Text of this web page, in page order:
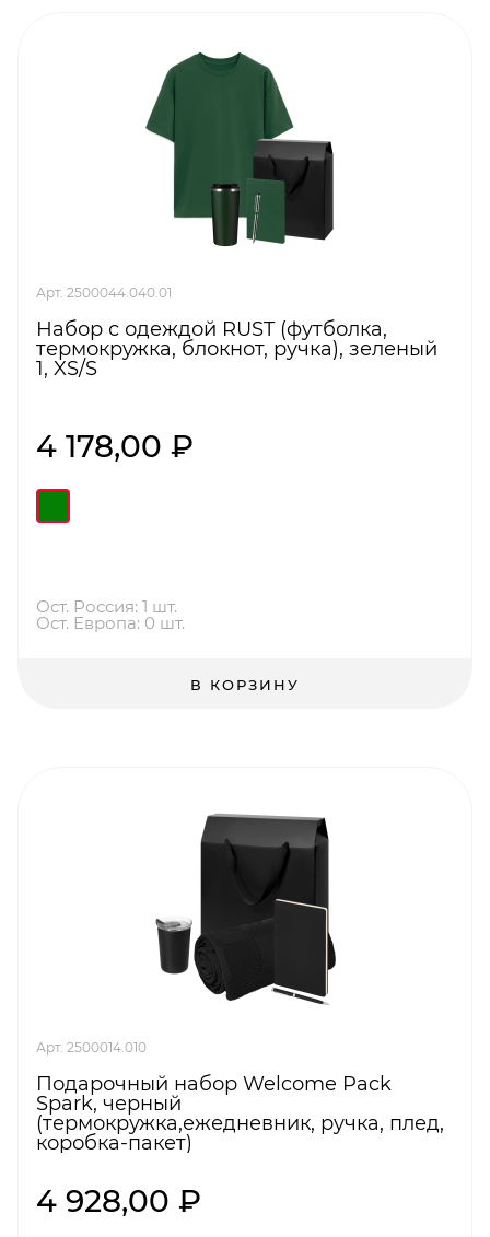
Арт. 2500044.040.01
Набор с одеждой RUST (футболка,
термокружка, блокнот, ручка), зеленый
1, XS/S
4 178,00 ₽
Ост. Россия: 1 шт.
Ост. Европа: 0 шт.
В КОРЗИНУ
Арт. 2500014.010
Подарочный набор Welcome Pack
Spark, черный
(термокружка,ежедневник, ручка, плед,
коробка-пакет)
4 928,00 ₽